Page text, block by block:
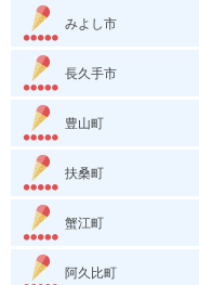
みよし市
長久手市
豊山町
扶桑町
蟹江町
阿久比町